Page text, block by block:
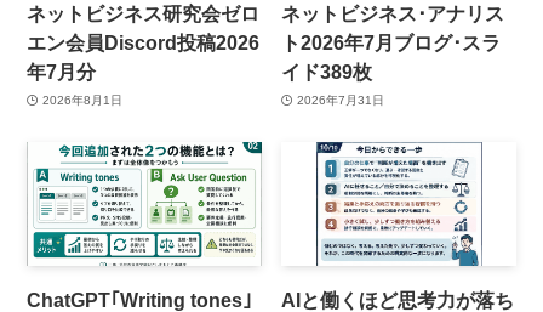
ネットビジネス研究会ゼロ
エン会員Discord投稿2026
年7月分
2026年8月1日
ネットビジネス･アナリス
ト2026年7月ブログ･スラ
イド389枚
2026年7月31日
ChatGPT｢Writing tones｣
AIと働くほど思考力が落ち